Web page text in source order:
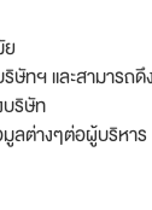
ริษัทฯ และสามารถ
บริษัท
มูลต่างๆต่อผู้บริหาร